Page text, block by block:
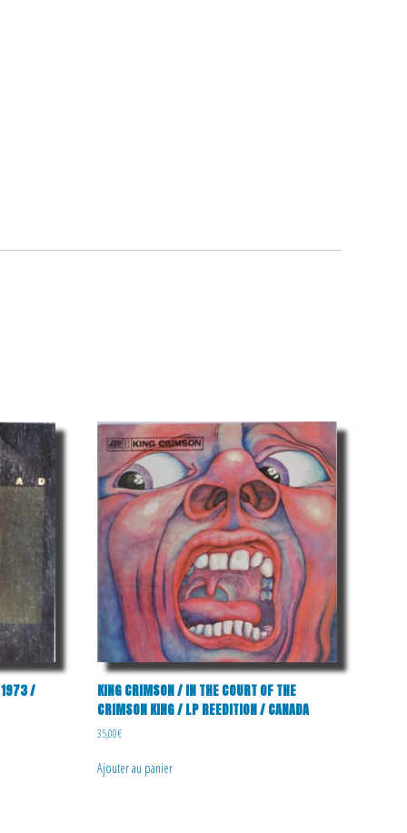
1973 /
KING CRIMSON / IN THE COURT OF THE
CRIMSON KING / LP REEDITION / CANADA
35,00€
Ajouter au panier